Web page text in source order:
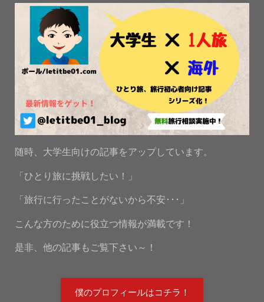
随時、大学生向けの記事をアップしています。
「ひとり旅に挑戦したい！」
「旅行に行ったことがないから不安･･･」
こんな方のために役立つ情報が満載です！
是非、他の記事もご覧下さい～！
僕のプロフィールはコチラ！